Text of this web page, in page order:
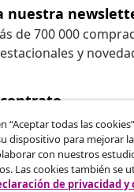
nuestra
de 700 000
y
de tu pedido.
“Aceptar todas las
dispositivo para mejorar
con nuestros
Las cookies también se
de privacidad y